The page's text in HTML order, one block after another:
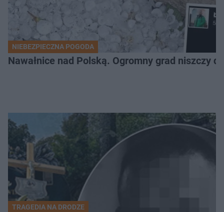
NIEBEZPIECZNA POGODA
Nawałnice nad Polską. Ogromny grad niszczy
TRAGEDIA NA DRODZE